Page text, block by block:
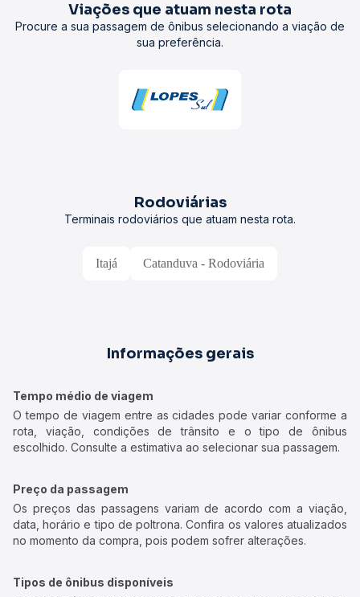
Viações que atuam nesta rota
Procure a sua passagem de ônibus selecionando a viação de
sua preferência.
Rodoviárias
Terminais rodoviários que atuam nesta rota.
Itajá Catanduva - Rodoviária
Informações gerais
Tempo médio de viagem
O tempo de viagem entre as cidades pode variar conforme a
rota, viação, condições de trânsito e o tipo de ônibus
escolhido. Consulte a estimativa ao selecionar sua passagem.
Preço da passagem
Os preços das passagens variam de acordo com a viação,
data, horário e tipo de poltrona. Confira os valores atualizados
no momento da compra, pois podem sofrer alterações.
Tipos de ônibus disponíveis